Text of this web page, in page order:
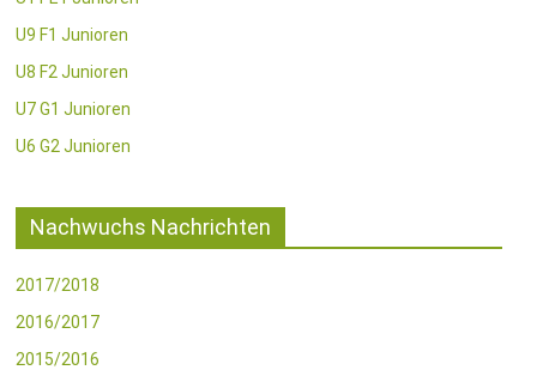
U9 F1 Junioren
U8 F2 Junioren
U7 G1 Junioren
U6 G2 Junioren
Nachwuchs Nachrichten
2017/2018
2016/2017
2015/2016